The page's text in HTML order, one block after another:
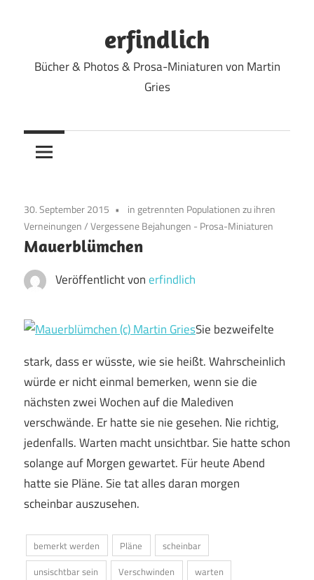
erfindlich
Bücher & Photos & Prosa-Miniaturen von Martin
Gries
30. September 2015
in getrennten Populationen zu ihren
Verneinungen/Vergessene Bejahungen - Prosa-Miniaturen
Mauerblümchen
Veröffentlicht vonerfindlich
Sie bezweifelte
stark, dass er wüsste, wie sie heißt. Wahrscheinlich
würde er nicht einmal bemerken, wenn sie die
nächsten zwei Wochen auf die Malediven
verschwände. Er hatte sie nie gesehen. Nie richtig,
jedenfalls. Warten macht unsichtbar. Sie hatte schon
solange auf Morgen gewartet. Für heute Abend
hatte sie Pläne. Sie tat alles daran morgen
scheinbar auszusehen.
bemerkt werden Pläne
scheinbar
unsischtbar sein
Verschwinden warten